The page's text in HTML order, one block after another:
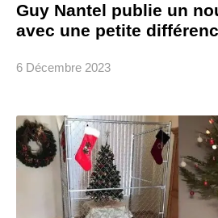
Guy Nantel publie un
avec une petite
6 Décembre 2023